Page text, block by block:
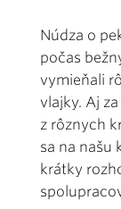
Núdza o
počas
vymieňali
vlajky. Aj
z rôznych
sa na našu
krátky